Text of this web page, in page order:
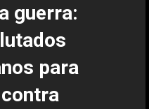
guerra:
para